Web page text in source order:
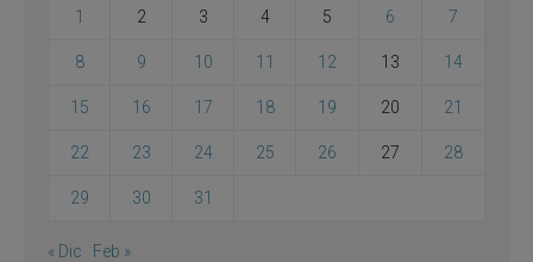
1 2 3 4 5 6 7
8 9 10 11 12 13 14
15 16 17 18 19 20 21
22 23 24 25 26 27 28
29 30 31
« Dic Feb »